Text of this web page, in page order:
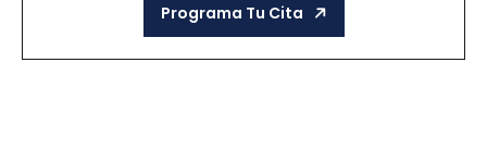
Programa Tu Cita